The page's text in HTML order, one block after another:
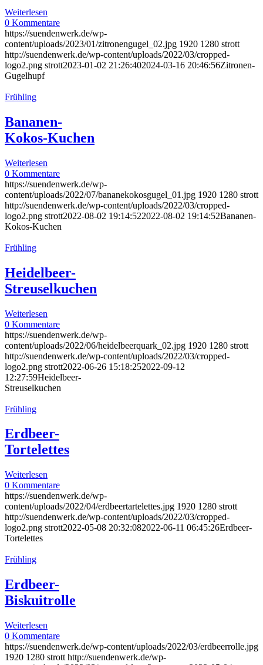
Weiterlesen
0 Kommentare
https://suendenwerk.de/wp-
content/uploads/2023/01/zitronengugel_02.jpg 1920 1280 strott
http://suendenwerk.de/wp-content/uploads/2022/03/cropped-
logo2.png strott2023-01-02 21:26:402024-03-16 20:46:56Zitronen-
Gugelhupf
Frühling
Bananen-
Kokos-Kuchen
Weiterlesen
0 Kommentare
https://suendenwerk.de/wp-
content/uploads/2022/07/bananekokosgugel_01.jpg 1920 1280 strott
http://suendenwerk.de/wp-content/uploads/2022/03/cropped-
logo2.png strott2022-08-02 19:14:522022-08-02 19:14:52Bananen-
Kokos-Kuchen
Frühling
Heidelbeer-
Streuselkuchen
Weiterlesen
0 Kommentare
https://suendenwerk.de/wp-
content/uploads/2022/06/heidelbeerquark_02.jpg 1920 1280 strott
http://suendenwerk.de/wp-content/uploads/2022/03/cropped-
logo2.png strott2022-06-26 15:18:252022-09-12
12:27:59Heidelbeer-
Streuselkuchen
Frühling
Erdbeer-
Tortelettes
Weiterlesen
0 Kommentare
https://suendenwerk.de/wp-
content/uploads/2022/04/erdbeertartelettes.jpg 1920 1280 strott
http://suendenwerk.de/wp-content/uploads/2022/03/cropped-
logo2.png strott2022-05-08 20:32:082022-06-11 06:45:26Erdbeer-
Tortelettes
Frühling
Erdbeer-
Biskuitrolle
Weiterlesen
0 Kommentare
https://suendenwerk.de/wp-content/uploads/2022/03/erdbeerrolle.jpg
1920 1280 strott http://suendenwerk.de/wp-